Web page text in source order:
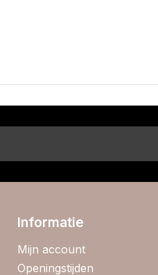
Informatie
Mijn account
Openingstijden